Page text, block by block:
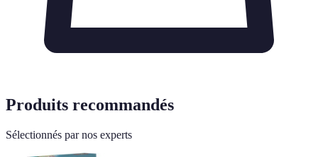
Produits recommandés
Sélectionnés par nos experts